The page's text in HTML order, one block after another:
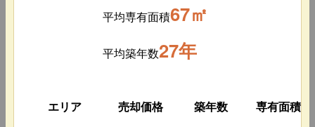
平均専有面積67㎡
平均築年数27年
エリア 売却価格 築年数 専有面積